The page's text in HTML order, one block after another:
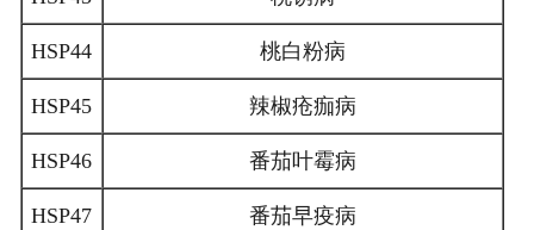
HSP44 桃白粉病
HSP45 辣椒疮痂病
HSP46 番茄叶霉病
HSP47 番茄早疫病